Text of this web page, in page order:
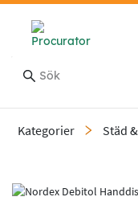
Kategorier Städ
Slide 1 of 1